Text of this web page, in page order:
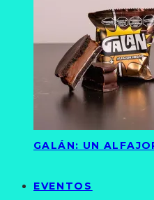
GALÁN: UN
EVENTOS